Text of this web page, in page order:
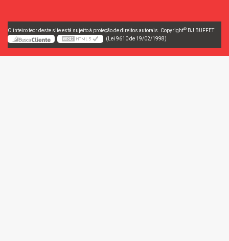
O inteiro teor deste site está sujeito à proteção de direitos autorais. Copyright© BJ BUFFET
(Lei 9610 de 19/02/1998)